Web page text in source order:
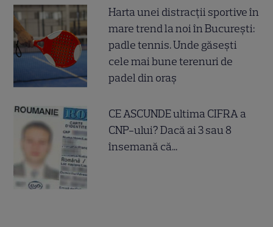
Harta unei distracții sportive în
mare trend la noi în București:
padle tennis. Unde găsești
cele mai bune terenuri de
padel din oraș
CE ASCUNDE ultima CIFRA a
CNP-ului? Dacă ai 3 sau 8
însemană că...